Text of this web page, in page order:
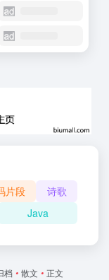
片段
诗歌
Java
档 • 散文 • 正文